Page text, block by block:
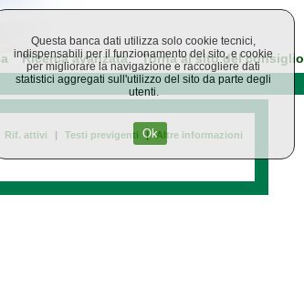
Ricerca avanzata Torna al sito del consiglio
Rif. attivi | Testi previgenti | Altre informazioni
Questa banca dati utilizza solo cookie tecnici,
indispensabili per il funzionamento del sito, e cookie
per migliorare la navigazione e raccogliere dati
statistici aggregati sull'utilizzo del sito da parte degli
utenti.
Ok